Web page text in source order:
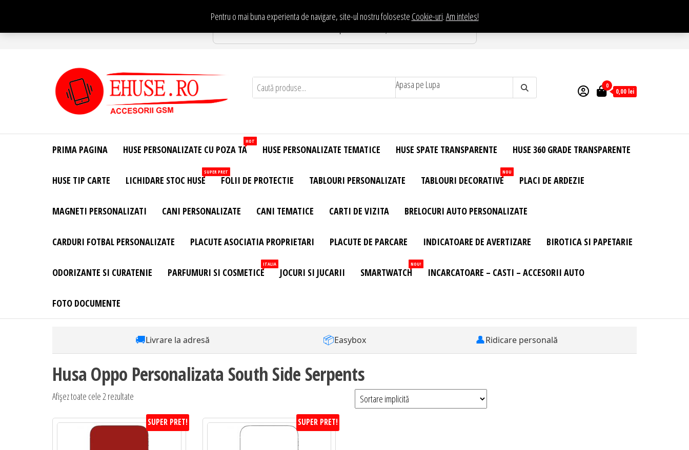
conținut
Pentru o mai buna experienta de navigare, site-ul nostru foloseste Cookie-uri.Am inteles!
Te asteptam in Showroom eHuse.ro
Site Oficial .
Huse
Personalizate
Huse
Personalizate
Telefon –
– Accesorii
Apasa pe Lupa 0
0,00 lei
PRIMA PAGINA HUSE PERSONALIZATE CU POZA TA
HOT
HUSE PERSONALIZATE TEMATICE HUSE SPATE TRANSPARENTE HUSE 360 GRADE TRANSPARENTE
HUSE TIP CARTE LICHIDARE STOC HUSE
SUPER PRET
FOLII DE PROTECTIE TABLOURI PERSONALIZATE TABLOURI DECORATIVE
NOU
PLACI DE ARDEZIE
MAGNETI PERSONALIZATI CANI PERSONALIZATE CANI TEMATICE CARTI DE VIZITA BRELOCURI AUTO PERSONALIZATE
CARDURI FOTBAL PERSONALIZATE PLACUTE ASOCIATIA PROPRIETARI PLACUTE DE PARCARE INDICATOARE DE AVERTIZARE BIROTICA SI PAPETARIE
ODORIZANTE SI CURATENIE PARFUMURI SI COSMETICE
ITALIA
JOCURI SI JUCARII SMARTWATCH
NOU!
INCARCATOARE – CASTI – ACCESORII AUTO
FOTO DOCUMENTE
🚚Livrare la adresă 📦Easybox 👤Ridicare personală
Husa Oppo Personalizata South Side Serpents
Afișez toate cele 2 rezultate
SUPER PRET! SUPER PRET!